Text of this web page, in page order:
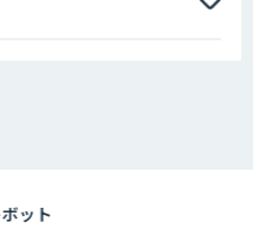
アカデミー（バイブコーデ